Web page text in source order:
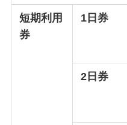
短期利用
券
1日券
2日券